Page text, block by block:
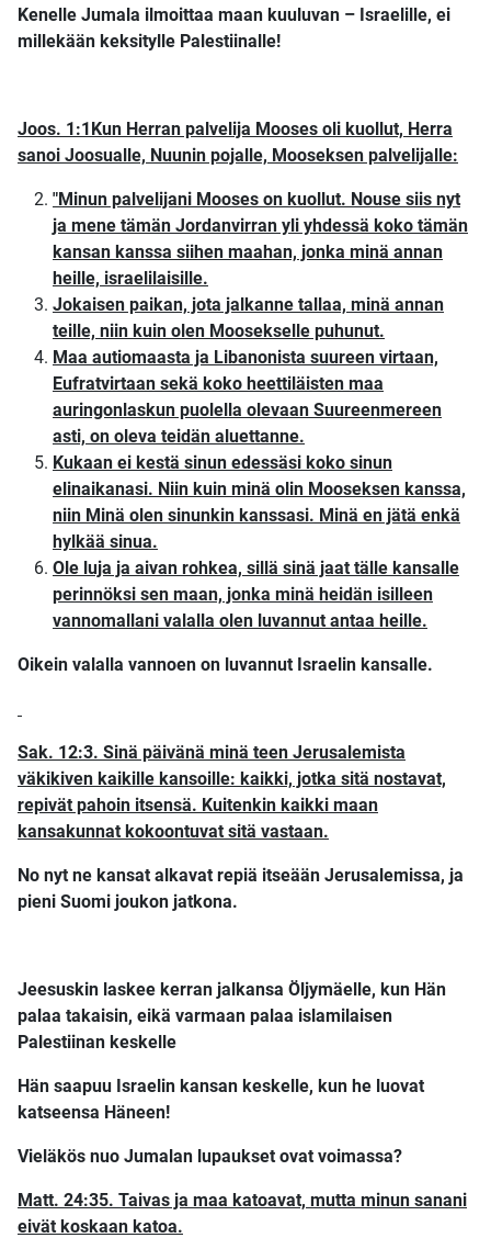
Kenelle Jumala ilmoittaa maan kuuluvan – Israelille, ei
millekään keksitylle Palestiinalle!
Joos. 1:1Kun Herran palvelija Mooses oli kuollut, Herra
sanoi Joosualle, Nuunin pojalle, Mooseksen palvelijalle:
"Minun palvelijani Mooses on kuollut. Nouse siis nyt
ja mene tämän Jordanvirran yli yhdessä koko tämän
kansan kanssa siihen maahan, jonka minä annan
heille, israelilaisille.
Jokaisen paikan, jota jalkanne tallaa, minä annan
teille, niin kuin olen Moosekselle puhunut.
Maa autiomaasta ja Libanonista suureen virtaan,
Eufratvirtaan sekä koko heettiläisten maa
auringonlaskun puolella olevaan Suureenmereen
asti, on oleva teidän aluettanne.
Kukaan ei kestä sinun edessäsi koko sinun
elinaikanasi. Niin kuin minä olin Mooseksen kanssa,
niin Minä olen sinunkin kanssasi. Minä en jätä enkä
hylkää sinua.
Ole luja ja aivan rohkea, sillä sinä jaat tälle kansalle
perinnöksi sen maan, jonka minä heidän isilleen
vannomallani valalla olen luvannut antaa heille.
Oikein valalla vannoen on luvannut Israelin kansalle.
Sak. 12:3. Sinä päivänä minä teen Jerusalemista
väkikiven kaikille kansoille: kaikki, jotka sitä nostavat,
repivät pahoin itsensä. Kuitenkin kaikki maan
kansakunnat kokoontuvat sitä vastaan.
No nyt ne kansat alkavat repiä itseään Jerusalemissa, ja
pieni Suomi joukon jatkona.
Jeesuskin laskee kerran jalkansa Öljymäelle, kun Hän
palaa takaisin, eikä varmaan palaa islamilaisen
Palestiinan keskelle
Hän saapuu Israelin kansan keskelle, kun he luovat
katseensa Häneen!
Vieläkös nuo Jumalan lupaukset ovat voimassa?
Matt. 24:35. Taivas ja maa katoavat, mutta minun sanani
eivät koskaan katoa.